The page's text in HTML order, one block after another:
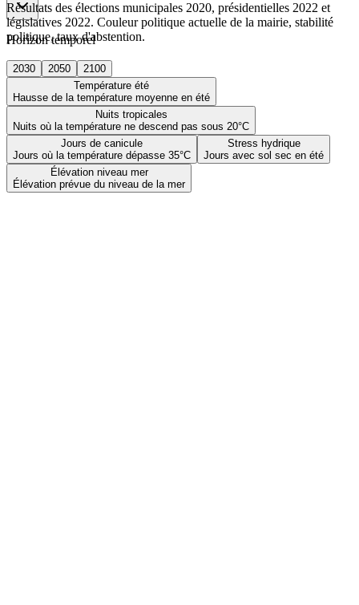
Horizon temporel
2030 2050
2100
Température été
Hausse de la température moyenne en été
Nuits tropicales
Nuits où la température ne descend pas sous 20°C
Jours de canicule
Jours où la température dépasse 35°C
Stress hydrique
Jours avec sol sec en été
Élévation niveau mer
Élévation prévue du niveau de la mer
Résultats des élections municipales 2020, présidentielles 2022 et
législatives 2022. Couleur politique actuelle de la mairie, stabilité
politique, taux d'abstention.